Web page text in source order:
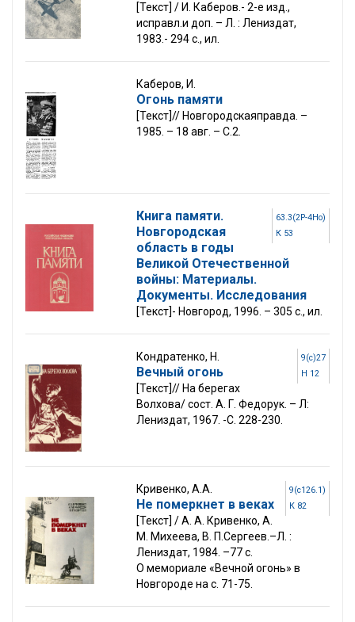
[Текст] / И. Каберов.- 2-е изд.,
исправл.и доп. – Л. : Лениздат,
1983.- 294 с., ил.
Каберов, И.
Огонь памяти
[Текст]// Новгородскаяправда. –
1985. – 18 авг. – С.2.
63.3(2Р-4Но)
К 53
Книга памяти.
Новгородская
область в годы
Великой Отечественной
войны: Материалы.
Документы. Исследования
[Текст]- Новгород, 1996. – 305 с., ил.
9(с)27
Н 12
Кондратенко, Н.
Вечный огонь
[Текст]// На берегах
Волхова/ сост. А. Г. Федорук. – Л:
Лениздат, 1967. -С. 228-230.
9(с126.1)
К 82
Кривенко, А.А.
Не померкнет в веках
[Текст] / А. А. Кривенко, А.
М. Михеева, В. П.Сергеев.–Л. :
Лениздат, 1984. –77 с.
О мемориале «Вечной огонь» в
Новгороде на с. 71-75.